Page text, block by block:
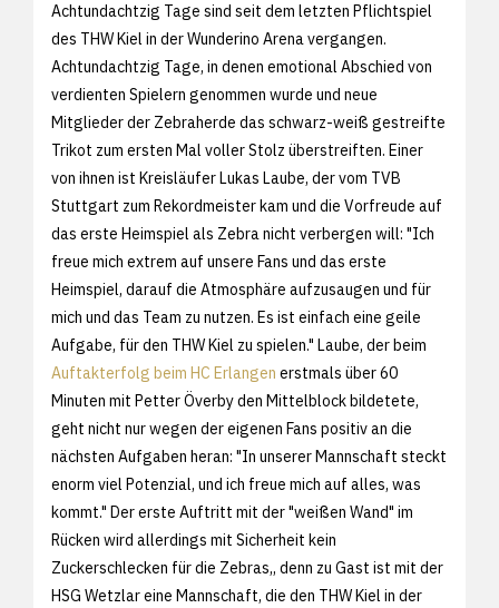
Achtundachtzig Tage sind seit dem letzten Pflichtspiel
des THW Kiel in der Wunderino Arena vergangen.
Achtundachtzig Tage, in denen emotional Abschied von
verdienten Spielern genommen wurde und neue
Mitglieder der Zebraherde das schwarz-weiß gestreifte
Trikot zum ersten Mal voller Stolz überstreiften. Einer
von ihnen ist Kreisläufer Lukas Laube, der vom TVB
Stuttgart zum Rekordmeister kam und die Vorfreude auf
das erste Heimspiel als Zebra nicht verbergen will: "Ich
freue mich extrem auf unsere Fans und das erste
Heimspiel, darauf die Atmosphäre aufzusaugen und für
mich und das Team zu nutzen. Es ist einfach eine geile
Aufgabe, für den THW Kiel zu spielen." Laube, der beim
Auftakterfolg beim HC Erlangen erstmals über 60
Minuten mit Petter Överby den Mittelblock bildetete,
geht nicht nur wegen der eigenen Fans positiv an die
nächsten Aufgaben heran: "In unserer Mannschaft steckt
enorm viel Potenzial, und ich freue mich auf alles, was
kommt." Der erste Auftritt mit der "weißen Wand" im
Rücken wird allerdings mit Sicherheit kein
Zuckerschlecken für die Zebras,, denn zu Gast ist mit der
HSG Wetzlar eine Mannschaft, die den THW Kiel in der